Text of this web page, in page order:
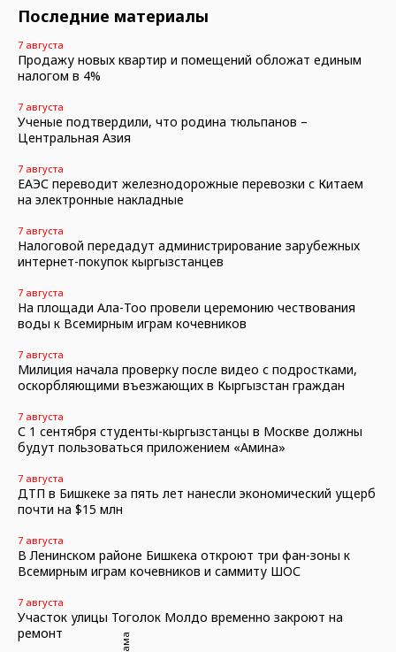
Последние материалы
7 августа
Продажу новых квартир и помещений обложат единым
налогом в 4%
7 августа
Ученые подтвердили, что родина тюльпанов –
Центральная Азия
7 августа
ЕАЭС переводит железнодорожные перевозки с Китаем
на электронные накладные
7 августа
Налоговой передадут администрирование зарубежных
интернет-покупок кыргызстанцев
7 августа
На площади Ала-Тоо провели церемонию чествования
воды к Всемирным играм кочевников
7 августа
Милиция начала проверку после видео с подростками,
оскорбляющими въезжающих в Кыргызстан граждан
7 августа
С 1 сентября студенты-кыргызстанцы в Москве должны
будут пользоваться приложением «Амина»
7 августа
ДТП в Бишкеке за пять лет нанесли экономический ущерб
почти на $15 млн
7 августа
В Ленинском районе Бишкека откроют три фан-зоны к
Всемирным играм кочевников и саммиту ШОС
7 августа
Участок улицы Тоголок Молдо временно закроют на
ремонт